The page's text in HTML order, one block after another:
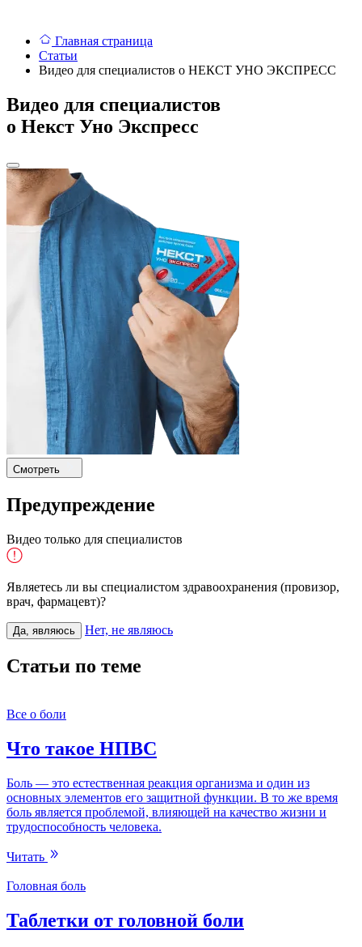
Главная страница
Статьи
Видео для специалистов о НЕКСТ УНО ЭКСПРЕСС
Видео для специалистов
о Некст Уно Экспресс
Смотреть
Предупреждение
Видео только для специалистов
Являетесь ли вы специалистом здравоохранения (провизор,
врач, фармацевт)?
Да, являюсь Нет, не являюсь
Статьи по теме
Все о боли
Что такое НПВС
Боль — это естественная реакция организма и один из
основных элементов его защитной функции. В то же время
боль является проблемой, влияющей на качество жизни и
трудоспособность человека.
Читать
Головная боль
Таблетки от головной боли